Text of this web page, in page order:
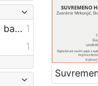
Digitalizirana zagrebačka baština 1
1